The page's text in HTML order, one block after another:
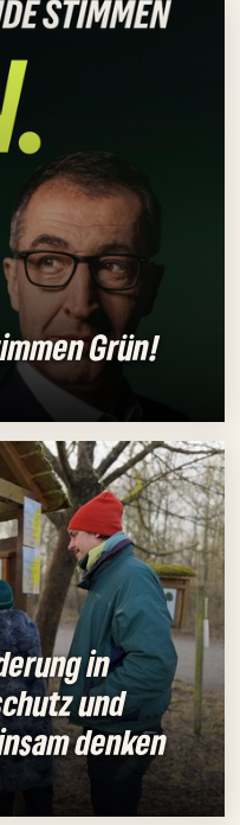
Grün!
in
und
denken